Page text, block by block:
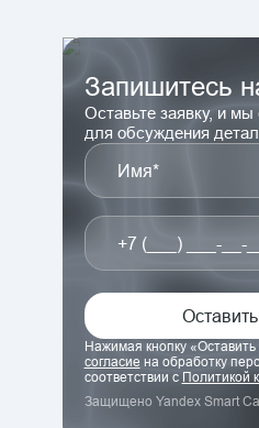
Запишитесь
Оставьте заявку, и
для обсуждения
Имя*
+7 (___) ___-__-
Нажимая кнопку «Оставить
согласие на обработку
соответствии с Политикой
Защищено Yandex Smart